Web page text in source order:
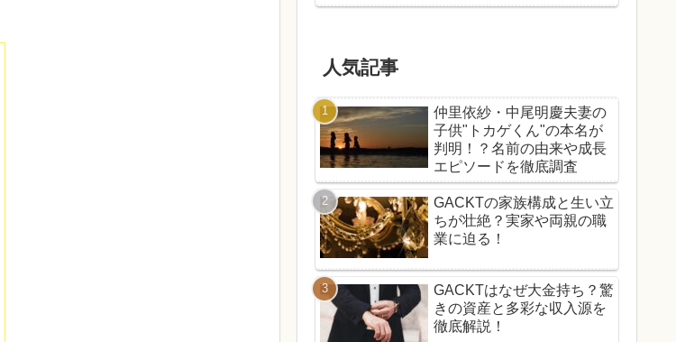
人気記事
仲里依紗・中尾明慶夫妻の
子供"トカゲくん"の本名が
判明！？名前の由来や成長
エピソードを徹底調査
GACKTの家族構成と生い立
ちが壮絶？実家や両親の職
業に迫る！
GACKTはなぜ大金持ち？驚
きの資産と多彩な収入源を
徹底解説！